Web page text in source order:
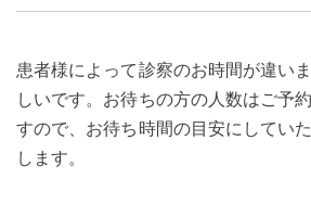
患者様によって診察のお時間が違い
しいです。お待ちの方の人数はご予
すので、お待ち時間の目安にしてい
します。